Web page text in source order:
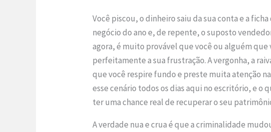
Você piscou, o dinheiro saiu da sua conta e a
negócio do ano e, de repente, o suposto
agora, é muito provável que você ou alguém que
perfeitamente a sua frustração. A vergonha, a
que você respire fundo e preste muita atenção
esse cenário todos os dias aqui no escritório, e
ter uma chance real de recuperar o seu
A verdade nua e crua é que a criminalidade